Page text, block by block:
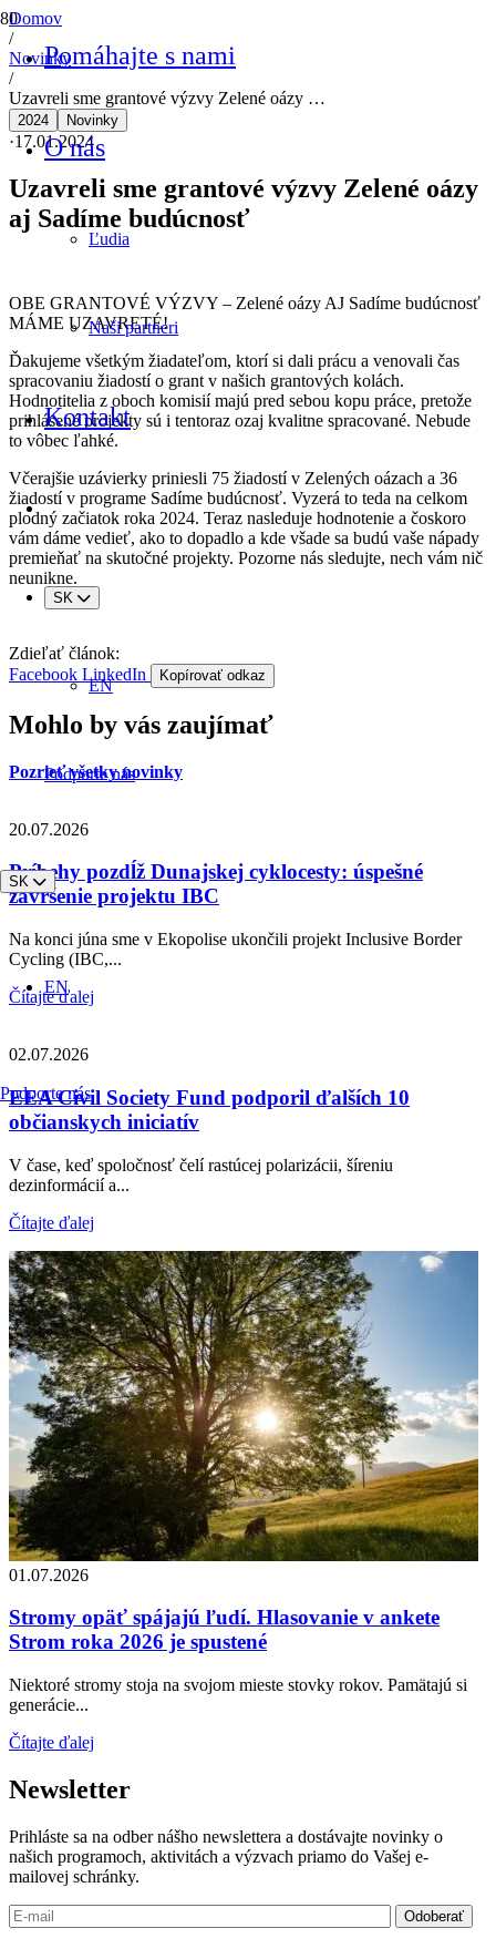
Pomáhajte s nami
O nás
Ľudia
Naši partneri
Kontakt
SK
EN
Podporte nás
SK
EN
Podporte nás
Domov
/
Novinky
/
Uzavreli sme grantové výzvy Zelené oázy …
2024 Novinky
·17.01.2024
Uzavreli sme grantové výzvy Zelené oázy
aj Sadíme budúcnosť
OBE GRANTOVÉ VÝZVY – Zelené oázy AJ Sadíme budúcnosť
MÁME UZAVRETÉ!
Ďakujeme všetkým žiadateľom, ktorí si dali prácu a venovali čas
spracovaniu žiadostí o grant v našich grantových kolách.
Hodnotitelia z oboch komisií majú pred sebou kopu práce, pretože
prihlásené projekty sú i tentoraz ozaj kvalitne spracované. Nebude
to vôbec ľahké.
Včerajšie uzávierky priniesli 75 žiadostí v Zelených oázach a 36
žiadostí v programe Sadíme budúcnosť. Vyzerá to teda na celkom
plodný začiatok roka 2024. Teraz nasleduje hodnotenie a čoskoro
vám dáme vedieť, ako to dopadlo a kde všade sa budú vaše nápady
premieňať na skutočné projekty. Pozorne nás sledujte, nech vám nič
neunikne.
Zdieľať článok:
Facebook LinkedIn Kopírovať odkaz
Mohlo by vás zaujímať
Pozrieť všetky novinky
20.07.2026
Príbehy pozdĺž Dunajskej cyklocesty: úspešné
zavŕšenie projektu IBC
Na konci júna sme v Ekopolise ukončili projekt Inclusive Border
Cycling (IBC,...
Čítajte ďalej
02.07.2026
EEA Civil Society Fund podporil ďalších 10
občianskych iniciatív
V čase, keď spoločnosť čelí rastúcej polarizácii, šíreniu
dezinformácií a...
Čítajte ďalej
01.07.2026
Stromy opäť spájajú ľudí. Hlasovanie v ankete
Strom roka 2026 je spustené
Niektoré stromy stoja na svojom mieste stovky rokov. Pamätajú si
generácie...
Čítajte ďalej
Newsletter
Prihláste sa na odber nášho newslettera a dostávajte novinky o
našich programoch, aktivitách a výzvach priamo do Vašej e-
mailovej schránky.